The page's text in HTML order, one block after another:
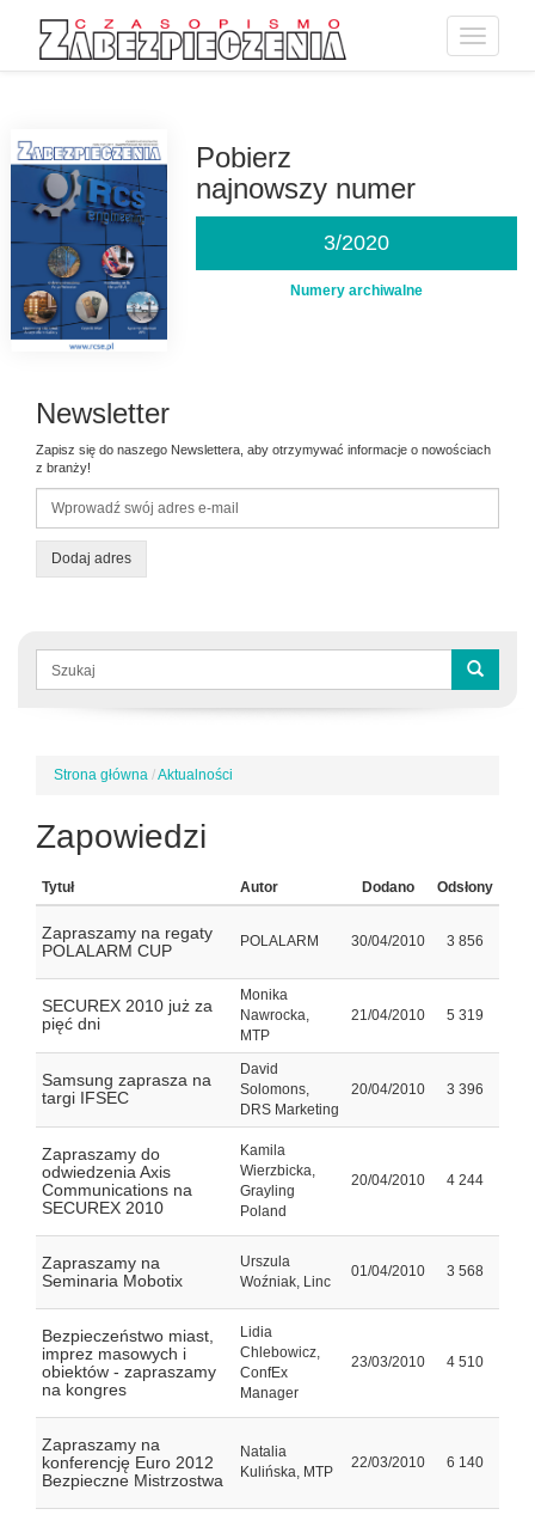
Toggle
Pobierz
najnowszy numer
3/2020
Numery archiwalne
Newsletter
Zapisz się do naszego Newslettera, aby otrzymywać informacje o nowościach
z branży!
Dodaj adres
Formularz
wyszukiwania
Jesteś
Strona główna /Aktualności
Zapowiedzi
Tytuł Autor Dodano Odsłony
Zapraszamy na regaty
POLALARM CUP
POLALARM 30/04/2010 3 856
SECUREX 2010 już za
pięć dni
Monika
Nawrocka,
MTP
21/04/2010 5 319
Samsung zaprasza na
targi IFSEC
David
Solomons,
DRS Marketing
20/04/2010 3 396
Zapraszamy do
odwiedzenia Axis
Communications na
SECUREX 2010
Kamila
Wierzbicka,
Grayling
Poland
20/04/2010 4 244
Zapraszamy na
Seminaria Mobotix
Urszula
Woźniak, Linc
01/04/2010 3 568
Bezpieczeństwo miast,
imprez masowych i
obiektów - zapraszamy
na kongres
Lidia
Chlebowicz,
ConfEx
Manager
23/03/2010 4 510
Zapraszamy na
konferencję Euro 2012
Bezpieczne Mistrzostwa
Natalia
Kulińska, MTP
22/03/2010 6 140